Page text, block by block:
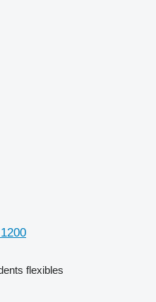
flexibles